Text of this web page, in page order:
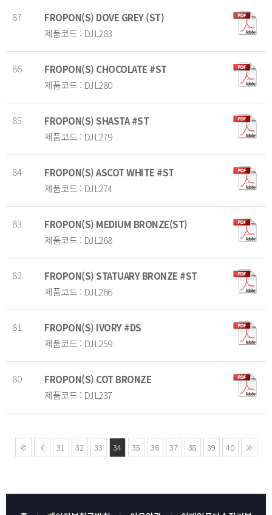
87
FROPON(S) DOVE GREY (ST)
제품코드 : DJL283
86
FROPON(S) CHOCOLATE #ST
제품코드 : DJL280
85
FROPON(S) SHASTA #ST
제품코드 : DJL279
84
FROPON(S) ASCOT WHITE #ST
제품코드 : DJL274
83
FROPON(S) MEDIUM BRONZE(ST)
제품코드 : DJL268
82
FROPON(S) STATUARY BRONZE #ST
제품코드 : DJL266
81
FROPON(S) IVORY #DS
제품코드 : DJL259
80
FROPON(S) COT BRONZE
제품코드 : DJL237
31 32 33 34 35 36 37 38 39 40